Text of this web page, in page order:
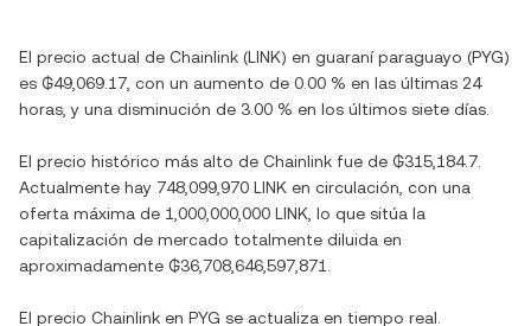
El precio actual de Chainlink (LINK) en guaraní paraguayo (PYG)
es ₲49,069.17 , con un aumento de 0.00 % en las últimas 24
horas, y una disminución de 3.00 % en los últimos siete días.
El precio histórico más alto de Chainlink fue de ₲315,184.7
Actualmente hay 748,099,970 LINK en circulación, con una
oferta máxima de 1,000,000,000 LINK , lo que sitúa la
capitalización de mercado totalmente diluida en
aproximadamente ₲36,708,646,597,871
El precio Chainlink en PYG se actualiza en tiempo real.